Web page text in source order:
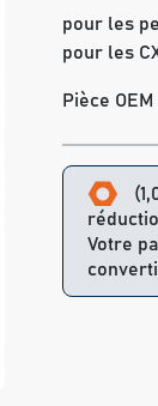
pour les
pour les
Pièce
Votre